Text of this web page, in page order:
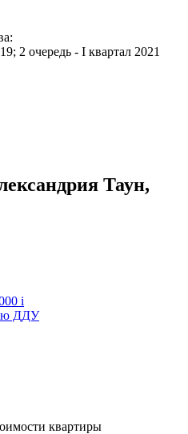
2 очередь - I квартал 2021
Таун,
i
ДДУ
квартиры